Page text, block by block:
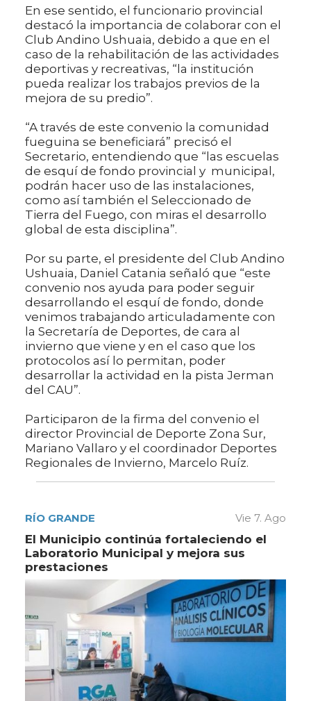
En ese sentido, el funcionario provincial
destacó la importancia de colaborar con el
Club Andino Ushuaia, debido a que en el
caso de la rehabilitación de las actividades
deportivas y recreativas, “la institución
pueda realizar los trabajos previos de la
mejora de su predio”.
“A través de este convenio la comunidad
fueguina se beneficiará” precisó el
Secretario, entendiendo que “las escuelas
de esquí de fondo provincial y municipal,
podrán hacer uso de las instalaciones,
como así también el Seleccionado de
Tierra del Fuego, con miras el desarrollo
global de esta disciplina”.
Por su parte, el presidente del Club Andino
Ushuaia, Daniel Catania señaló que “este
convenio nos ayuda para poder seguir
desarrollando el esquí de fondo, donde
venimos trabajando articuladamente con
la Secretaría de Deportes, de cara al
invierno que viene y en el caso que los
protocolos así lo permitan, poder
desarrollar la actividad en la pista Jerman
del CAU”.
Participaron de la firma del convenio el
director Provincial de Deporte Zona Sur,
Mariano Vallaro y el coordinador Deportes
Regionales de Invierno, Marcelo Ruíz.
RÍO GRANDE Vie 7. Ago
El Municipio continúa fortaleciendo el
Laboratorio Municipal y mejora sus
prestaciones